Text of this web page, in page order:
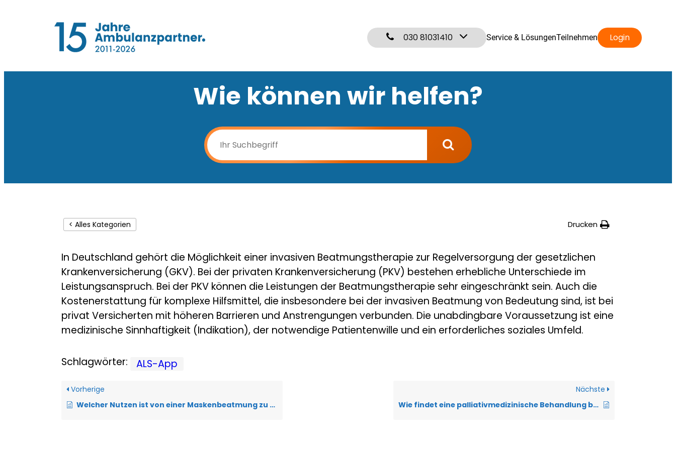
030 81031410 Service & LösungenTeilnehmen Login
Wie können wir helfen?
< Alles Kategorien Drucken
In Deutschland gehört die Möglichkeit einer invasiven Beatmungstherapie zur Regelversorgung der gesetzlichen
Krankenversicherung (GKV). Bei der privaten Krankenversicherung (PKV) bestehen erhebliche Unterschiede im
Leistungsanspruch. Bei der PKV können die Leistungen der Beatmungstherapie sehr eingeschränkt sein. Auch die
Kostenerstattung für komplexe Hilfsmittel, die insbesondere bei der invasiven Beatmung von Bedeutung sind, ist bei
privat Versicherten mit höheren Barrieren und Anstrengungen verbunden. Die unabdingbare Voraussetzung ist eine
medizinische Sinnhaftigkeit (Indikation), der notwendige Patientenwille und ein erforderliches soziales Umfeld.
Schlagwörter: ALS-App
Vorherige
Welcher Nutzen ist von einer Maskenbeatmung zu erwarten?
Nächste
Wie findet eine palliativmedizinische Behandlung bei einer Atemanstrengung statt?